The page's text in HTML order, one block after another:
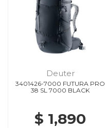
Deuter
3401426-7000 FUTURA PRO
38 SL 7000 BLACK
$ 1,890